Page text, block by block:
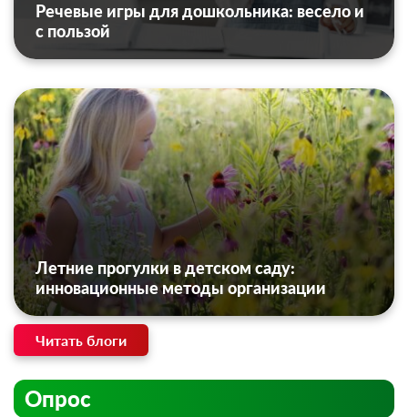
Речевые игры для дошкольника: весело и
с пользой
Летние прогулки в детском саду:
инновационные методы организации
Читать блоги
Опрос